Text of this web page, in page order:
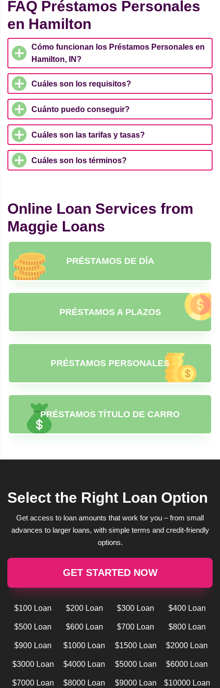
FAQ Préstamos Personales
en Hamilton
Cómo funcionan los Préstamos Personales en
Hamilton, IN?
Cuáles son los requisitos?
Cuánto puedo conseguir?
Cuáles son las tarifas y tasas?
Cuáles son los términos?
Online Loan Services from
Maggie Loans
PRÉSTAMOS DE DÍA
PRÉSTAMOS A PLAZOS
PRÉSTAMOS PERSONALES
PRÉSTAMOS TÍTULO DE CARRO
Select the Right Loan Option
Get access to loan amounts that work for you – from small
advances to larger loans, with simple terms and credit-friendly
options.
GET STARTED NOW
$100 Loan $200 Loan $300 Loan $400 Loan
$500 Loan $600 Loan $700 Loan $800 Loan
$900 Loan $1000 Loan $1500 Loan $2000 Loan
$3000 Loan $4000 Loan $5000 Loan $6000 Loan
$7000 Loan $8000 Loan $9000 Loan $10000 Loan